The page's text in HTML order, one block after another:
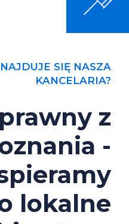
SIĘ NASZA
KANCELARIA?
z
-
lokalne